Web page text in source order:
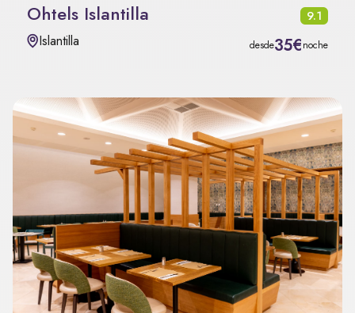
Ohtels Islantilla 9.1
Islantilla desde35€noche